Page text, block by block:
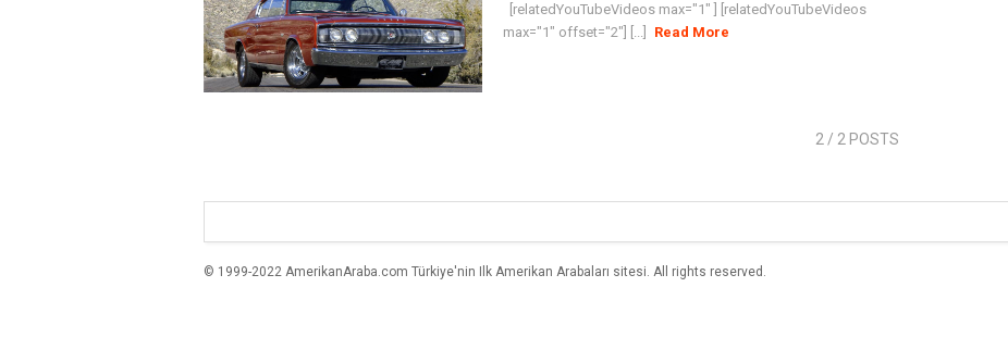
[relatedYouTubeVideos max="1" ] [relatedYouTubeVideos
max="1" offset="2"] [...]
Read More
2 / 2 POSTS
© 1999-2022 AmerikanAraba.com Türkiye'nin Ilk Amerikan Arabaları sitesi. All rights reserved.